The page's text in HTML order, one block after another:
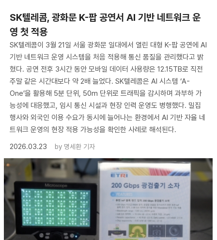
SK텔레콤, 광화문 K-팝 공연서 AI 기반 네트워크 운
영 첫 적용
SK텔레콤이 3월 21일 서울 광화문 일대에서 열린 대형 K-팝 공연에 AI
기반 네트워크 운영 시스템을 처음 적용해 통신 품질을 관리했다고 밝
혔다. 공연 전후 3시간 동안 모바일 데이터 사용량은 12.15TB로 직전
주말 같은 시간대보다 약 2배 늘었다. SK텔레콤은 AI 시스템 ‘A-
One’을 활용해 5분 단위, 50m 단위로 트래픽을 감시하며 과부하 가
능성에 대응했고, 임시 통신 시설과 현장 인력 운영도 병행했다. 밀집
행사와 외국인 이용 수요가 동시에 늘어나는 환경에서 AI 기반 자율 네
트워크 운영의 현장 적용 가능성을 확인한 사례로 해석된다.
2026.03.23
by 명세환 기자